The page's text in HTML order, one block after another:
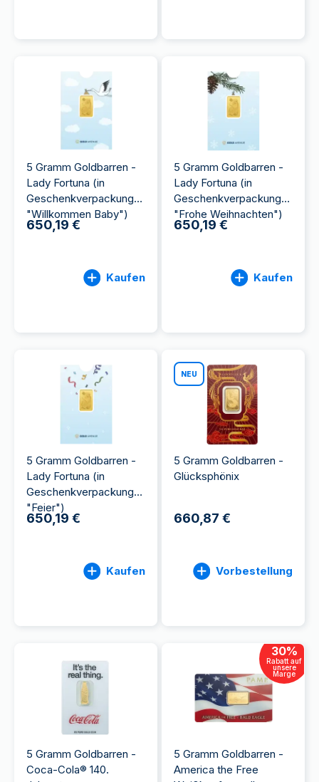
5 Gramm Goldbarren -
Lady Fortuna (in
Geschenkverpackung
"Willkommen Baby")
650,19 €
Kaufen
5 Gramm Goldbarren -
Lady Fortuna (in
Geschenkverpackung
"Frohe Weihnachten")
650,19 €
Kaufen
5 Gramm Goldbarren -
Lady Fortuna (in
Geschenkverpackung
"Feier")
650,19 €
Kaufen
NEU
5 Gramm Goldbarren -
Glücksphönix
660,87 €
Vorbestellung
5 Gramm Goldbarren -
Coca-Cola® 140.
30%
Rabatt auf
unsere
Marge
5 Gramm Goldbarren -
America the Free